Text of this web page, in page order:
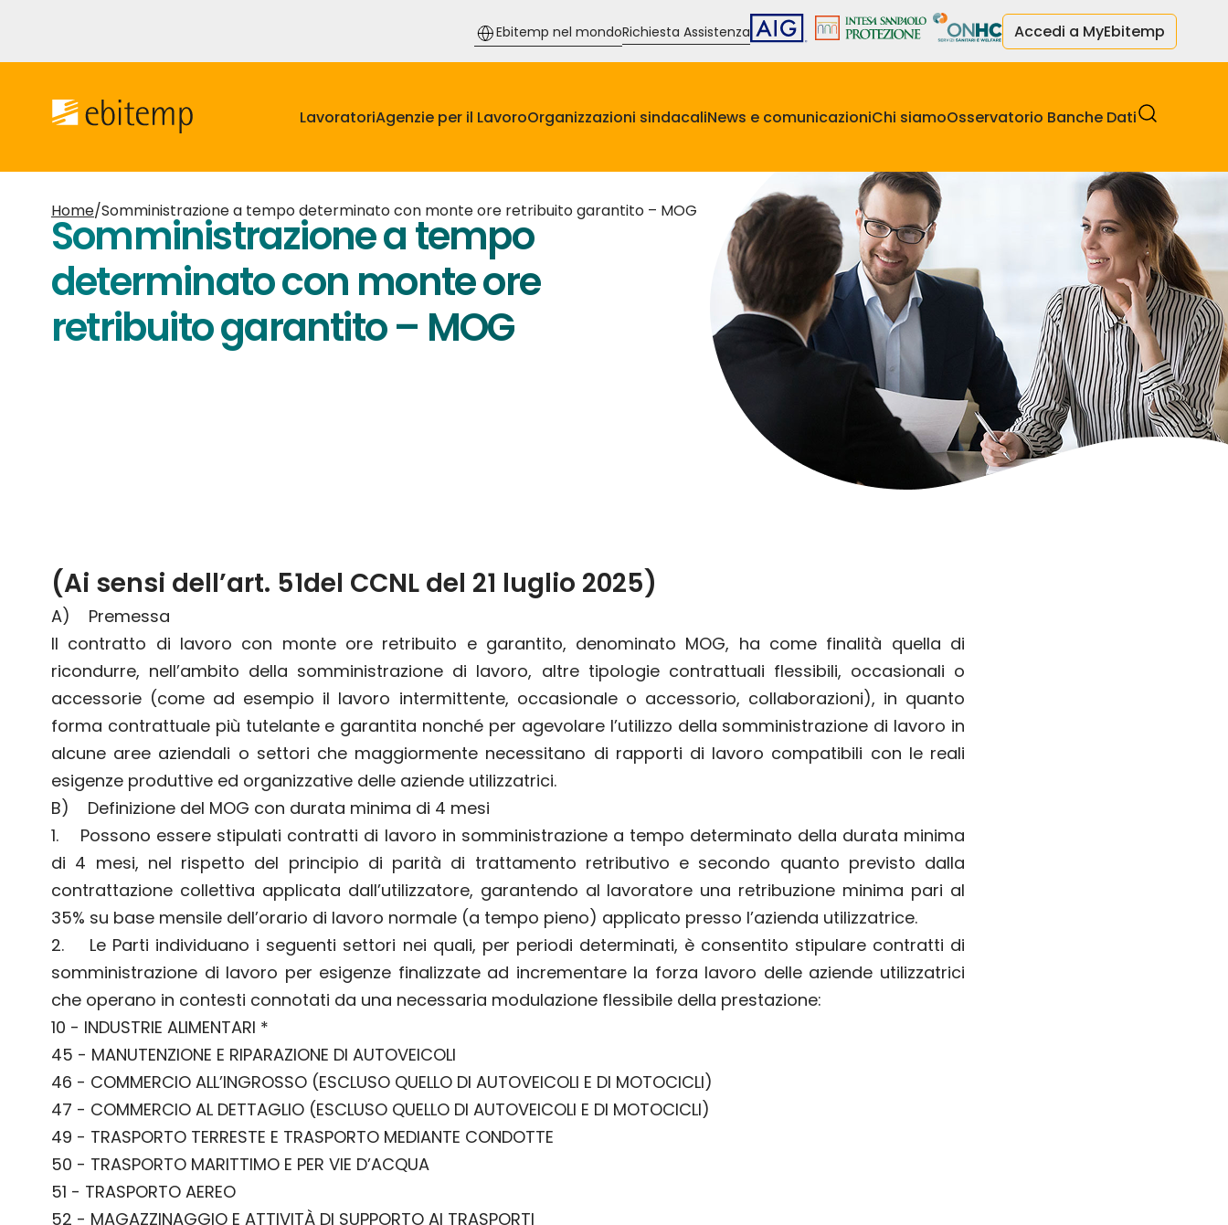
contenuto
Ebitemp nel mondoRichiesta Assistenza Accedi a MyEbitemp
principale
LavoratoriAgenzie per il LavoroOrganizzazioni sindacaliNews e comunicazioniChi siamoOsservatorio Banche Dati
Home/Somministrazione a tempo determinato con monte ore retribuito garantito – MOG
Somministrazione a tempo
determinato con monte ore
retribuito garantito – MOG
(Ai sensi dell’art. 51del CCNL del 21 luglio 2025)
A) Premessa
Il contratto di lavoro con monte ore retribuito e garantito, denominato MOG, ha come finalità quella di
ricondurre, nell’ambito della somministrazione di lavoro, altre tipologie contrattuali flessibili, occasionali o
accessorie (come ad esempio il lavoro intermittente, occasionale o accessorio, collaborazioni), in quanto
forma contrattuale più tutelante e garantita nonché per agevolare l’utilizzo della somministrazione di lavoro in
alcune aree aziendali o settori che maggiormente necessitano di rapporti di lavoro compatibili con le reali
esigenze produttive ed organizzative delle aziende utilizzatrici.
B) Definizione del MOG con durata minima di 4 mesi
1. Possono essere stipulati contratti di lavoro in somministrazione a tempo determinato della durata minima
di 4 mesi, nel rispetto del principio di parità di trattamento retributivo e secondo quanto previsto dalla
contrattazione collettiva applicata dall’utilizzatore, garantendo al lavoratore una retribuzione minima pari al
35% su base mensile dell’orario di lavoro normale (a tempo pieno) applicato presso l’azienda utilizzatrice.
2. Le Parti individuano i seguenti settori nei quali, per periodi determinati, è consentito stipulare contratti di
somministrazione di lavoro per esigenze finalizzate ad incrementare la forza lavoro delle aziende utilizzatrici
che operano in contesti connotati da una necessaria modulazione flessibile della prestazione:
10 - INDUSTRIE ALIMENTARI *
45 - MANUTENZIONE E RIPARAZIONE DI AUTOVEICOLI
46 - COMMERCIO ALL’INGROSSO (ESCLUSO QUELLO DI AUTOVEICOLI E DI MOTOCICLI)
47 - COMMERCIO AL DETTAGLIO (ESCLUSO QUELLO DI AUTOVEICOLI E DI MOTOCICLI)
49 - TRASPORTO TERRESTE E TRASPORTO MEDIANTE CONDOTTE
50 - TRASPORTO MARITTIMO E PER VIE D’ACQUA
51 - TRASPORTO AEREO
52 - MAGAZZINAGGIO E ATTIVITÀ DI SUPPORTO AI TRASPORTI